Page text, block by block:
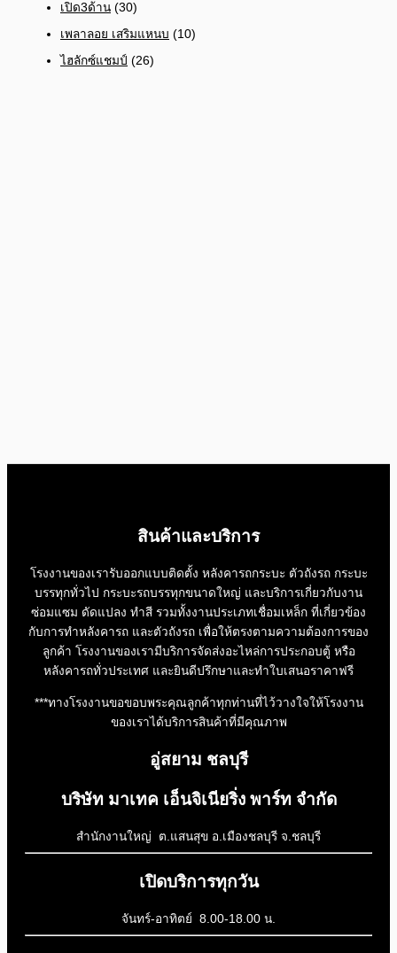
เปิด3ด้าน (30)
เพลาลอย เสริมแหนบ (10)
ไฮลักซ์แชมป์ (26)
สินค้าและบริการ
โรงงานของเรารับออกแบบติดตั้ง หลังคารถกระบะ ตัวถังรถ กระบะ
บรรทุกทั่วไป กระบะรถบรรทุกขนาดใหญ่ และบริการเกี่ยวกับงาน
ซ่อมแซม ดัดแปลง ทำสี รวมทั้งงานประเภทเชื่อมเหล็ก ที่เกี่ยวข้อง
กับการทำหลังคารถ และตัวถังรถ เพื่อให้ตรงตามความต้องการของ
ลูกค้า โรงงานของเรามีบริการจัดส่งอะไหล่การประกอบตู้ หรือ
หลังคารถทั่วประเทศ และยินดีปรึกษาและทำใบเสนอราคาฟรี
***ทางโรงงานขอขอบพระคุณลูกค้าทุกท่านที่ไว้วางใจให้โรงงาน
ของเราได้บริการสินค้าที่มีคุณภาพ
อู่สยาม ชลบุรี
บริษัท มาเทค เอ็นจิเนียริ่ง พาร์ท จำกัด
สำนักงานใหญ่ ต.แสนสุข อ.เมืองชลบุรี จ.ชลบุรี
เปิดบริการทุกวัน
จันทร์-อาทิตย์ 8.00-18.00 น.